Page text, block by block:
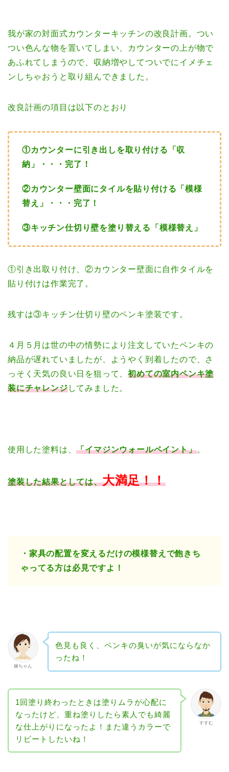
我が家の対面式カウンターキッチンの改良計画。つい
つい色んな物を置いてしまい、カウンターの上が物で
あふれてしまうので、収納増やしてついでにイメチェ
ンしちゃおうと取り組んできました。
改良計画の項目は以下のとおり
①カウンターに引き出しを取り付ける「収
納」・・・完了！
②カウンター壁面にタイルを貼り付ける「模様
替え」・・・完了！
③キッチン仕切り壁を塗り替える「模様替え」
①引き出取り付け、②カウンター壁面に自作タイルを
貼り付けは作業完了。
残すは③キッチン仕切り壁のペンキ塗装です。
４月５月は世の中の情勢により注文していたペンキの
納品が遅れていましたが、ようやく到着したので、さ
っそく天気の良い日を狙って、初めての室内ペンキ塗
装にチャレンジしてみました。
使用した塗料は、「イマジンウォールペイント」。
塗装した結果としては、大満足！！
・家具の配置を変えるだけの模様替えで飽きち
ゃってる方は必見ですよ！
嫁ちゃん
色見も良く、ペンキの臭いが気にならなか
ったね！
すすむ
1回塗り終わったときは塗りムラが心配に
なったけど、重ね塗りしたら素人でも綺麗
な仕上がりになったよ！また違うカラーで
リピートしたいね！